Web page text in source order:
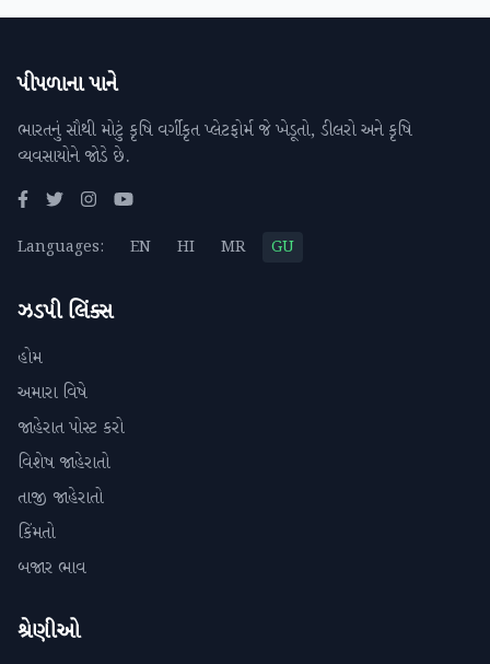
પીપળાના પાને
ભારતનું સૌથી મોટું કૃષિ વર્ગીકૃત પ્લેટફોર્મ જે ખેડૂતો, ડીલરો અને કૃષિ
વ્યવસાયોને જોડે છે.
Languages: EN HI MR GU
ઝડપી લિંક્સ
હોમ
અમારા વિષે
જાહેરાત પોસ્ટ કરો
વિશેષ જાહેરાતો
તાજી જાહેરાતો
કિંમતો
બજાર ભાવ
શ્રેણીઓ